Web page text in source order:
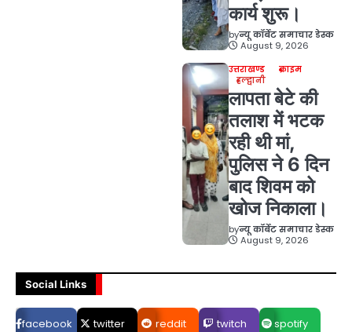
कार्य शुरू।
byन्यू कॉर्बेट समाचार डेस्क
August 9, 2026
उत्तराखण्ड
क्राइम
हल्द्वानी
लापता बेटे की
तलाश में भटक
रही थी मां,
पुलिस ने 6 दिन
बाद शिवम को
खोज निकाला।
byन्यू कॉर्बेट समाचार डेस्क
August 9, 2026
Social Links
facebook twitter reddit twitch spotify